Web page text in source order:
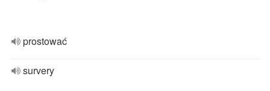
prostować
survery